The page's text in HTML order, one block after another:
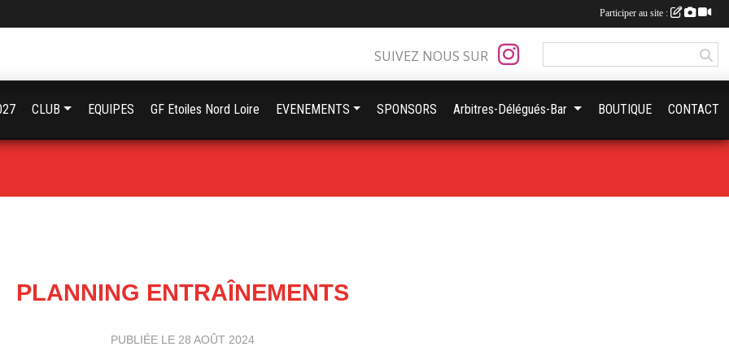
PLANNING ENTRAÎNEMENTS
PUBLIÉE LE 28 AOÛT 2024
SUIVEZ NOUS SUR
CLUB EQUIPES GF Etoiles Nord Loire EVENEMENTS SPONSORS Arbitres-Délégués-Bar BOUTIQUE CONTACT
Participer au site :